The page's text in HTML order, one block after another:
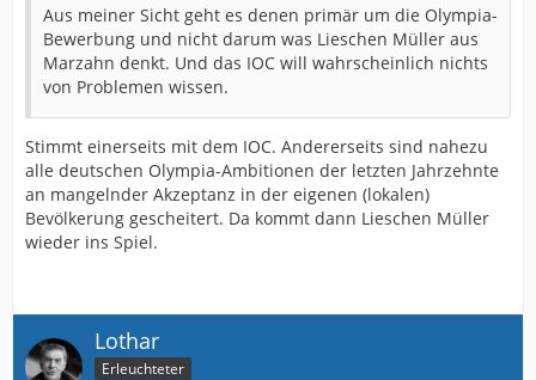
Aus meiner Sicht geht es denen primär um die Olympia-
Bewerbung und nicht darum was Lieschen Müller aus
Marzahn denkt. Und das IOC will wahrscheinlich nichts
von Problemen wissen.
Stimmt einerseits mit dem IOC. Andererseits sind nahezu
alle deutschen Olympia-Ambitionen der letzten Jahrzehnte
an mangelnder Akzeptanz in der eigenen (lokalen)
Bevölkerung gescheitert. Da kommt dann Lieschen Müller
wieder ins Spiel.
Lothar
Erleuchteter